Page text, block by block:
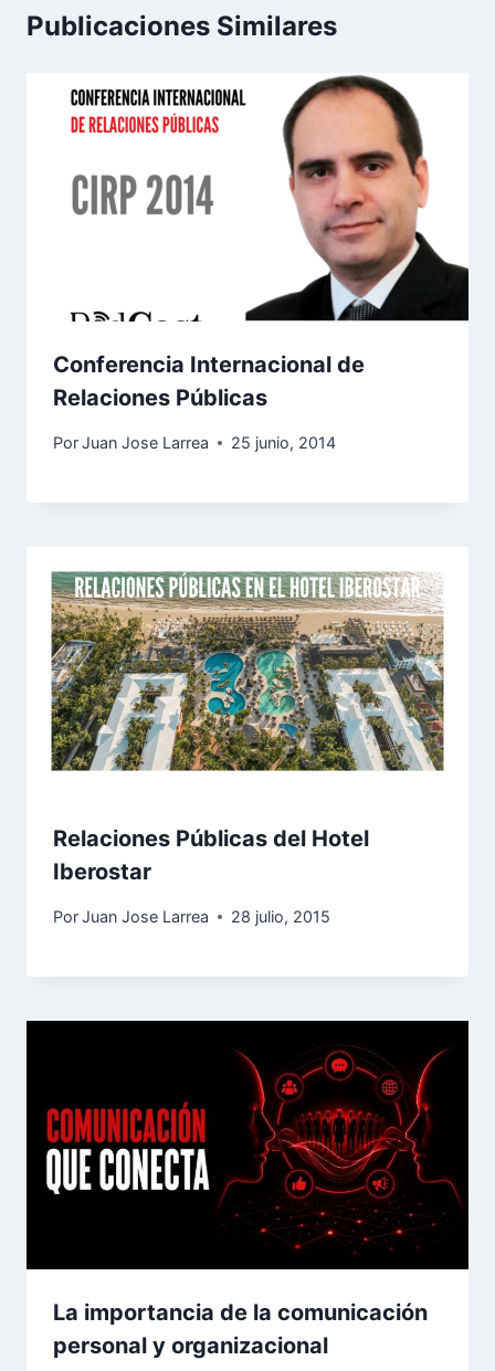
Publicaciones Similares
Conferencia Internacional de
Relaciones Públicas
PorJuan Jose Larrea 25 junio, 2014
Relaciones Públicas del Hotel
Iberostar
PorJuan Jose Larrea 28 julio, 2015
La importancia de la comunicación
personal y organizacional